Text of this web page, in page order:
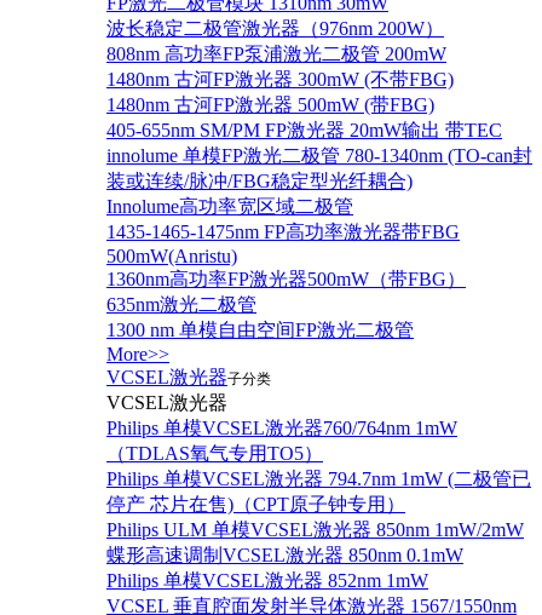
波长稳定二极管激光器（976nm 200W）
808nm 高功率FP泵浦激光二极管 200mW
1480nm 古河FP激光器 300mW (不带FBG)
1480nm 古河FP激光器 500mW (带FBG)
405-655nm SM/PM FP激光器 20mW输出 带TEC
innolume 单模FP激光二极管 780-1340nm (TO-can封
装或连续/脉冲/FBG稳定型光纤耦合)
Innolume高功率宽区域二极管
1435-1465-1475nm FP高功率激光器带FBG
500mW(Anristu)
1360nm高功率FP激光器500mW（带FBG）
635nm激光二极管
1300 nm 单模自由空间FP激光二极管
More>>
VCSEL激光器子分类
VCSEL激光器
Philips 单模VCSEL激光器760/764nm 1mW
（TDLAS氧气专用TO5）
Philips 单模VCSEL激光器 794.7nm 1mW (二极管已
停产 芯片在售)（CPT原子钟专用）
Philips ULM 单模VCSEL激光器 850nm 1mW/2mW
蝶形高速调制VCSEL激光器 850nm 0.1mW
Philips 单模VCSEL激光器 852nm 1mW
VCSEL 垂直腔面发射半导体激光器 1567/1550nm